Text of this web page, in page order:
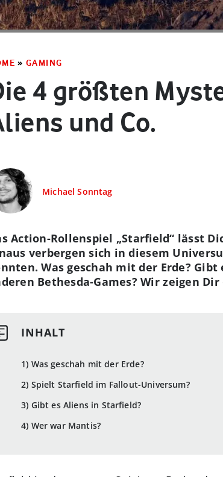
» GAMING
4 größten
und Co.
Michael Sonntag
1) Was geschah mit der Erde?
2) Spielt Starfield im Fallout-Universum?
3) Gibt es Aliens in Starfield?
4) Wer war Mantis?
Action-Rollenspiel „Starfield“ lässt
verbergen sich in diesem
Was geschah mit der Erde?
Bethesda-Games? Wir zeigen